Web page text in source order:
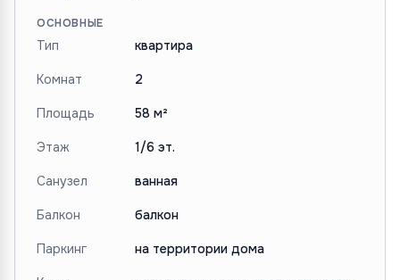
ОСНОВНЫЕ
Тип квартира
Комнат 2
Площадь 58 м²
Этаж 1/6 эт.
Санузел ванная
Балкон балкон
Паркинг на территории дома